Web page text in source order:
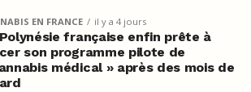
EN FRANCE il y a 4 jours
française enfin prête à
son programme pilote de
médical » après des mois de